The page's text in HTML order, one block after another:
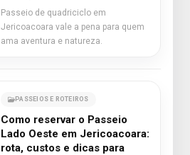
Passeio de quadriciclo em
Jericoacoara vale a pena para quem
ama aventura e natureza.
PASSEIOS E ROTEIROS
Como reservar o Passeio
Lado Oeste em Jericoacoara:
rota, custos e dicas para